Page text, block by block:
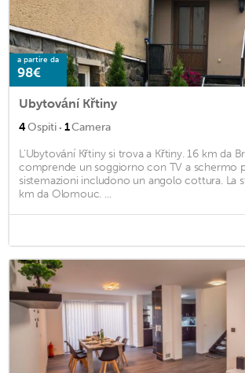
a partire da
98€
Ubytování Křtiny
4Ospiti · 1Camera
L'Ubytování Křtiny si trova a Křtiny. 16 km da
comprende un soggiorno con TV a schermo
sistemazioni includono un angolo cottura. La
km da Olomouc. ...